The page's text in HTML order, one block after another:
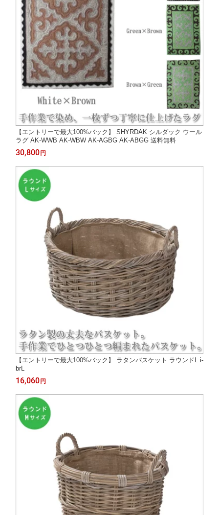
【エントリーで最大100%バック】 SHYRDAK シルダック ウール
ラグ AK-WWB AK-WBW AK-AGBG AK-ABGG 送料無料
30,800 円
【エントリーで最大100%バック】 ラタンバスケット ラウンドL i-
brL
16,060 円